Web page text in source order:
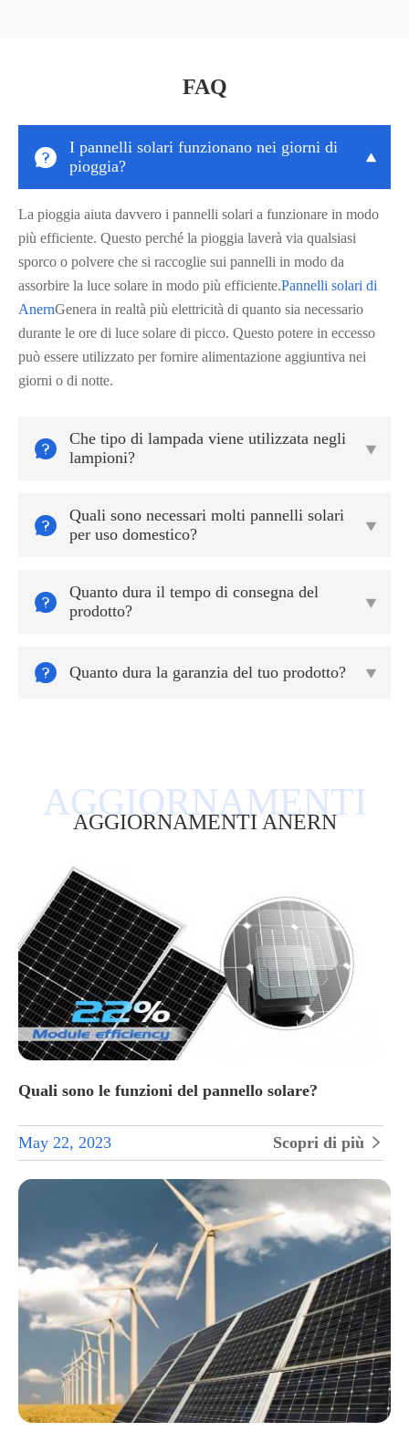
FAQ

I pannelli solari funzionano nei giorni di
pioggia?

La pioggia aiuta davvero i pannelli solari a funzionare in modo
più efficiente. Questo perché la pioggia laverà via qualsiasi
sporco o polvere che si raccoglie sui pannelli in modo da
assorbire la luce solare in modo più efficiente.Pannelli solari di
AnernGenera in realtà più elettricità di quanto sia necessario
durante le ore di luce solare di picco. Questo potere in eccesso
può essere utilizzato per fornire alimentazione aggiuntiva nei
giorni o di notte.

Che tipo di lampada viene utilizzata negli
lampioni?


Quali sono necessari molti pannelli solari
per uso domestico?


Quanto dura il tempo di consegna del
prodotto?

 Quanto dura la garanzia del tuo prodotto? 
AGGIORNAMENTI ANERN
Quali sono le funzioni del pannello solare?
May 22, 2023 Scopri di più 